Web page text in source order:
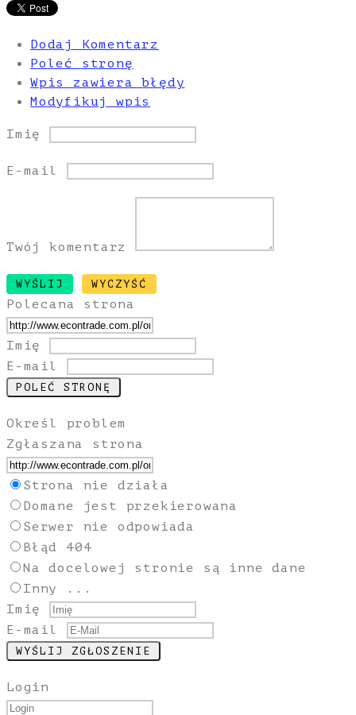
Dodaj Komentarz
Poleć stronę
Wpis zawiera błędy
Modyfikuj wpis
Imię
E-mail
Twój komentarz
Polecana strona
Imię
E-mail
Określ problem
Zgłaszana strona
Strona nie działa
Domane jest przekierowana
Serwer nie odpowiada
Błąd 404
Na docelowej stronie są inne dane
Inny ...
Imię
E-mail
Login